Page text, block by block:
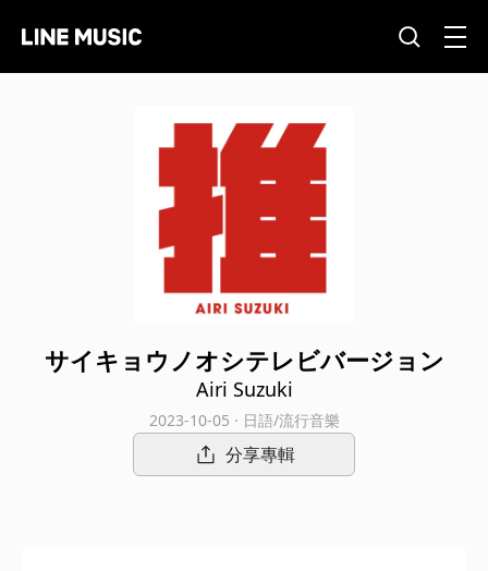
サイキョウノオシテレビバージョン
Airi Suzuki
2023-10-05 · 日語/流行音樂
分享專輯